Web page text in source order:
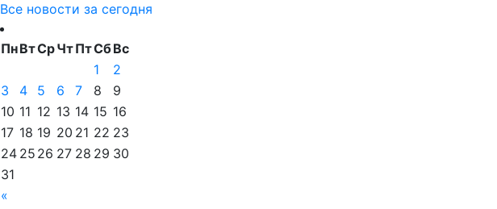
Все новости за сегодня
ПнВтСрЧтПтСбВс
«
1
2
3
4 5 6 7 8
9
10 11 12 13 14 15 16
17 18 19 20 21 22 23
24 25 26 27 28 29 30
31